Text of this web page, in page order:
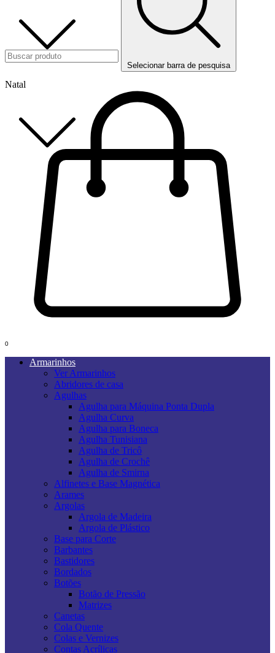
Natal
Selecionar barra de pesquisa
0
Armarinhos
Ver Armarinhos
Abridores de casa
Agulhas
Agulha para Máquina Ponta Dupla
Agulha Curva
Agulha para Boneca
Agulha Tunisiana
Agulha de Tricô
Agulha de Crochê
Agulha de Smirna
Alfinetes e Base Magnética
Arames
Argolas
Argola de Madeira
Argola de Plástico
Base para Corte
Barbantes
Bastidores
Bordados
Botões
Botão de Pressão
Matrizes
Canetas
Cola Quente
Colas e Vernizes
Contas Acrílicas